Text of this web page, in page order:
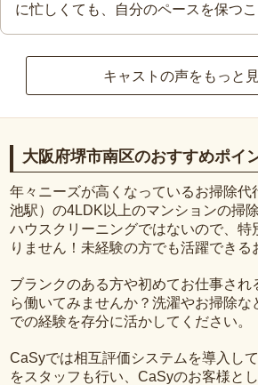
に忙しくても、自分のペースを保つこ
キャストの声をもっと
大阪府堺市南区のおすすめポイ
年々ニーズが高くなっているお掃除代
池駅）の4LDK以上のマンションの掃
ハウスクリーニングではないので、特
りません！未経験の方でも活躍できる
ブランクのある方や初めてお仕事され
ら働いてみませんか？洗濯やお掃除な
での経験を存分に活かしてください。
CaSyでは相互評価システムを導入し
をスタッフも行い、CaSyのお客様と